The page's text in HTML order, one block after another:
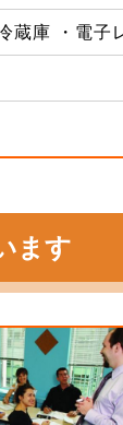
蔵庫 ・電
ます